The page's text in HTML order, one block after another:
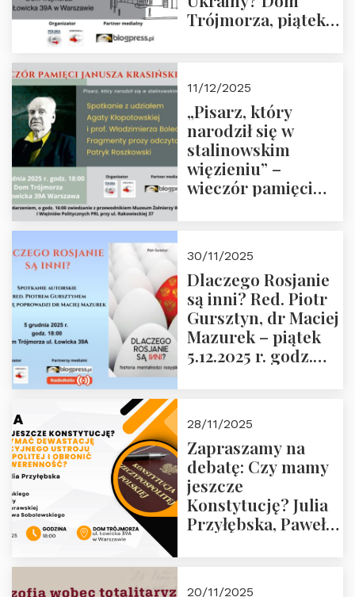
Trójmorza, piątek
11/12/2025
„Pisarz, który
narodził się w
stalinowskim
więzieniu” –
wieczór pamięci
zwiedzanie
Muzeum Żołnierzy
Wyklętych i
Więźniów
Politycznych PRL o
godz. 16:00 – 19
30/11/2025
Dlaczego Rosjanie
są inni? Red. Piotr
Gursztyn, dr Maciej
Mazurek – piątek
5.12.2025 r. godz.
28/11/2025
Zapraszamy na
debatę: Czy mamy
jeszcze
Konstytucję? Julia
Przyłębska, Paweł
20/11/2025